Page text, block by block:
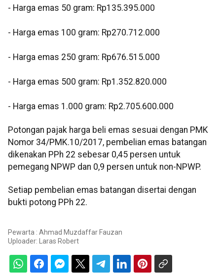
‎- Harga emas 50 gram: Rp135.395.000
‎- Harga emas 100 gram: Rp270.712.000
‎- Harga emas 250 gram: Rp676.515.000
‎- Harga emas 500 gram: Rp1.352.820.000
‎- Harga emas 1.000 gram: Rp2.705.600.000
Potongan pajak harga beli emas sesuai dengan PMK
Nomor 34/PMK.10/2017, pembelian emas batangan
dikenakan PPh 22 sebesar 0,45 persen untuk
pemegang NPWP dan 0,9 persen untuk non-NPWP.
Setiap pembelian emas batangan disertai dengan
bukti potong PPh 22.
Pewarta : Ahmad Muzdaffar Fauzan
Uploader:
Laras Robert